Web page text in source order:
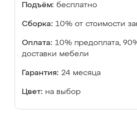
Подъём: бесплатно
Сборка: 10% от стоимости
Оплата: 10% предоплата,
доставки мебели
Гарантия: 24 месяца
Цвет: на выбор